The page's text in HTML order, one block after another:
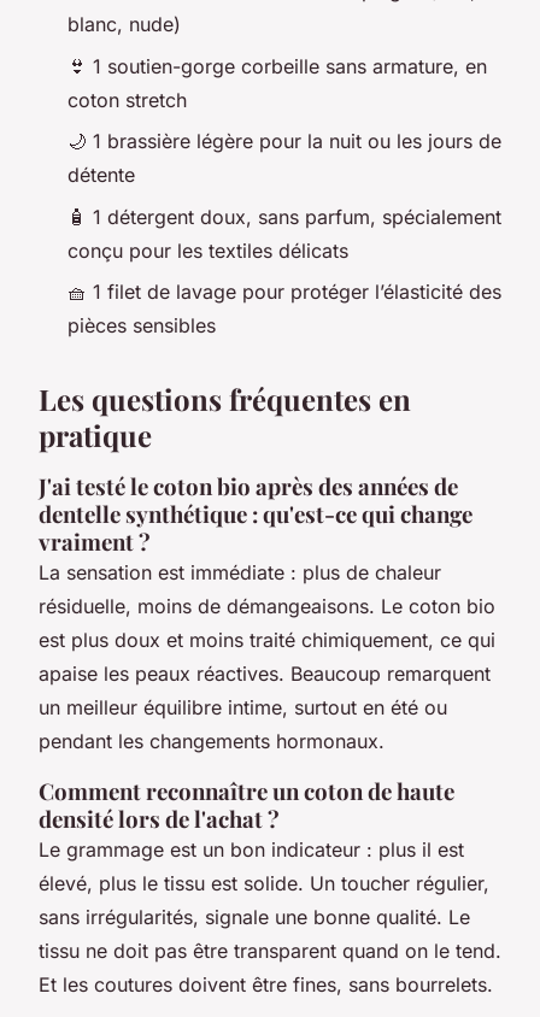
blanc, nude)
👙 1 soutien-gorge corbeille sans armature, en
coton stretch
🌙 1 brassière légère pour la nuit ou les jours de
détente
🧴 1 détergent doux, sans parfum, spécialement
conçu pour les textiles délicats
🧺 1 filet de lavage pour protéger l’élasticité des
pièces sensibles
Les questions fréquentes en
pratique
J'ai testé le coton bio après des années de
dentelle synthétique : qu'est-ce qui change
vraiment ?
La sensation est immédiate : plus de chaleur
résiduelle, moins de démangeaisons. Le coton bio
est plus doux et moins traité chimiquement, ce qui
apaise les peaux réactives. Beaucoup remarquent
un meilleur équilibre intime, surtout en été ou
pendant les changements hormonaux.
Comment reconnaître un coton de haute
densité lors de l'achat ?
Le grammage est un bon indicateur : plus il est
élevé, plus le tissu est solide. Un toucher régulier,
sans irrégularités, signale une bonne qualité. Le
tissu ne doit pas être transparent quand on le tend.
Et les coutures doivent être fines, sans bourrelets.